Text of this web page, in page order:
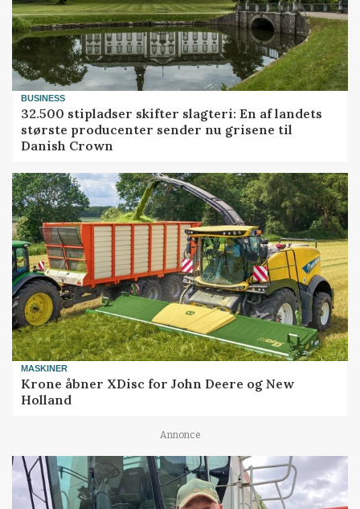
BUSINESS
32.500 stipladser skifter slagteri: En af landets
største producenter sender nu grisene til
Danish Crown
MASKINER
Krone åbner XDisc for John Deere og New
Holland
Annonce